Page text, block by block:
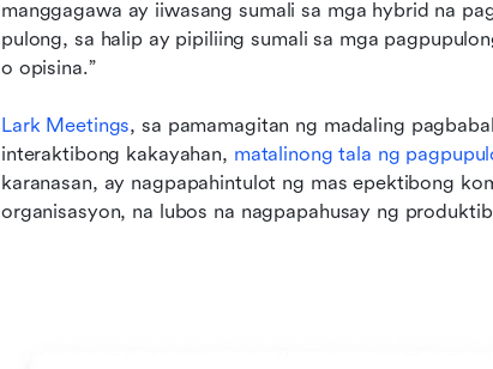
manggagawa ay iiwasang sumali sa mga hybrid na
pulong, sa halip ay pipiliing sumali sa mga
o opisina.”
Lark Meetings, sa pamamagitan ng madaling
interaktibong kakayahan, matalinong tala ng
karanasan, ay nagpapahintulot ng mas epektibong
organisasyon, na lubos na nagpapahusay ng